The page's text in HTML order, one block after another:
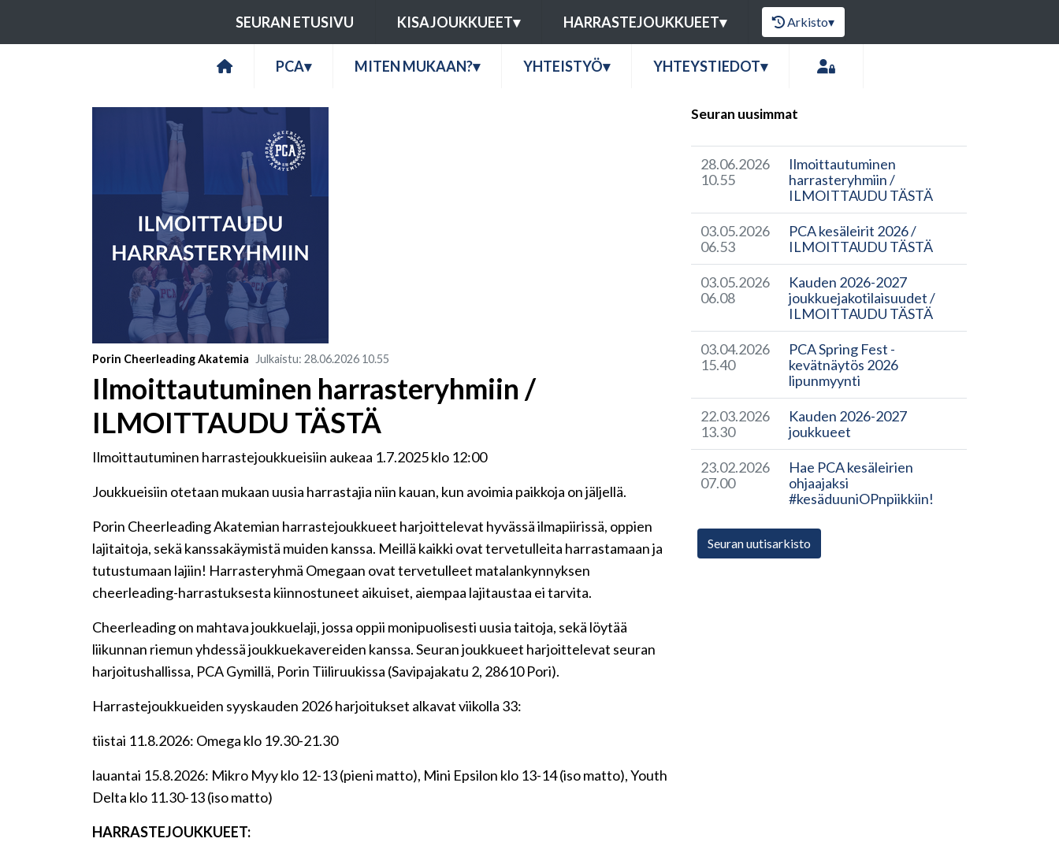
SEURAN ETUSIVU KISAJOUKKUEET▾ HARRASTEJOUKKUEET▾ Arkisto▾
PCA▾ MITEN MUKAAN?▾ YHTEISTYÖ▾ YHTEYSTIEDOT▾
Porin Cheerleading Akatemia Julkaistu: 28.06.2026 10.55
Ilmoittautuminen harrasteryhmiin /
ILMOITTAUDU TÄSTÄ
Ilmoittautuminen harrastejoukkueisiin aukeaa 1.7.2025 klo 12:00
Joukkueisiin otetaan mukaan uusia harrastajia niin kauan, kun avoimia paikkoja on jäljellä.
Porin Cheerleading Akatemian harrastejoukkueet harjoittelevat hyvässä ilmapiirissä, oppien
lajitaitoja, sekä kanssakäymistä muiden kanssa. Meillä kaikki ovat tervetulleita harrastamaan ja
tutustumaan lajiin! Harrasteryhmä Omegaan ovat tervetulleet matalankynnyksen
cheerleading-harrastuksesta kiinnostuneet aikuiset, aiempaa lajitaustaa ei tarvita.
Cheerleading on mahtava joukkuelaji, jossa oppii monipuolisesti uusia taitoja, sekä löytää
liikunnan riemun yhdessä joukkuekavereiden kanssa. Seuran joukkueet harjoittelevat seuran
harjoitushallissa, PCA Gymillä, Porin Tiiliruukissa (Savipajakatu 2, 28610 Pori).
Harrastejoukkueiden syyskauden 2026 harjoitukset alkavat viikolla 33:
tiistai 11.8.2026: Omega klo 19.30-21.30
lauantai 15.8.2026: Mikro Myy klo 12-13 (pieni matto), Mini Epsilon klo 13-14 (iso matto), Youth
Delta klo 11.30-13 (iso matto)
HARRASTEJOUKKUEET:
Seuran uusimmat
28.06.2026
10.55
Ilmoittautuminen
harrasteryhmiin /
ILMOITTAUDU TÄSTÄ
03.05.2026
06.53
PCA kesäleirit 2026 /
ILMOITTAUDU TÄSTÄ
03.05.2026
06.08
Kauden 2026-2027
joukkuejakotilaisuudet /
ILMOITTAUDU TÄSTÄ
03.04.2026
15.40
PCA Spring Fest -
kevätnäytös 2026
lipunmyynti
22.03.2026
13.30
Kauden 2026-2027
joukkueet
23.02.2026
07.00
Hae PCA kesäleirien
ohjaajaksi
#kesäduuniOPnpiikkiin!
Seuran uutisarkisto